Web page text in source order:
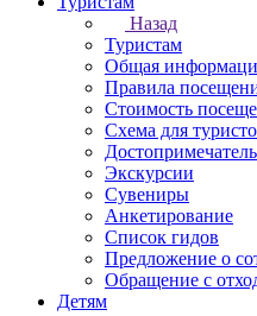
Назад
Туристам
Общая
Правила
Стоимость
Схема для
Экскурсии
Сувениры
Анкетирование
Список гидов
Предложение о
Обращение с
Детям